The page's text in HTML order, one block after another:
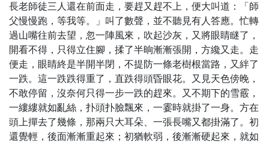
長老師徒三人還在前面走，要趕又趕不上，便大叫道：「師
父慢慢跑，等我等。」叫了數聲，並不聽見有人答應。忙轉
過山嘴往前去望，忽一陣風來，吹起沙灰，又將眼睛瞇了，
開看不得，只得立住腳，揉了半晌漸漸張開，方纔又走。走
便走，眼睛終是半開半閉，不提防一條老樹根當路，又絆了
一跌。這一跌跌得重了，直跌得頭昏眼花。又見天色傍晚，
不敢停留，沒奈何只得一步一跌的趕來。又不期下的雪霰，
一縷縷就如亂絲，扑頭扑臉飄來，一霎時就掛了一身。方在
頭上撣去了幾條，那兩只大耳朵、一張長嘴又都掛滿了。初
還覺輕，後面漸漸重起來；初猶軟弱，後漸漸硬起來，就如